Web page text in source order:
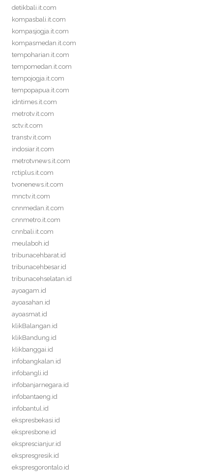
detikbali.it.com
kompasbali.it.com
kompasjogja.it.com
kompasmedan.it.com
tempoharian.it.com
tempomedan.it.com
tempojogja.it.com
tempopapua.it.com
idntimes.it.com
metrotv.it.com
sctv.it.com
transtv.it.com
indosiar.it.com
metrotvnews.it.com
rctiplus.it.com
tvonenews.it.com
mnctv.it.com
cnnmedan.it.com
cnnmetro.it.com
cnnbali.it.com
meulaboh.id
tribunacehbarat.id
tribunacehbesar.id
tribunacehselatan.id
ayoagam.id
ayoasahan.id
ayoasmat.id
klikBalangan.id
klikBandung.id
klikbanggai.id
infobangkalan.id
infobangli.id
infobanjarnegara.id
infobantaeng.id
infobantul.id
ekspresbekasi.id
ekspresbone.id
eksprescianjur.id
ekspresgresik.id
ekspresgorontalo.id